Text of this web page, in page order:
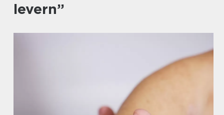
levern”